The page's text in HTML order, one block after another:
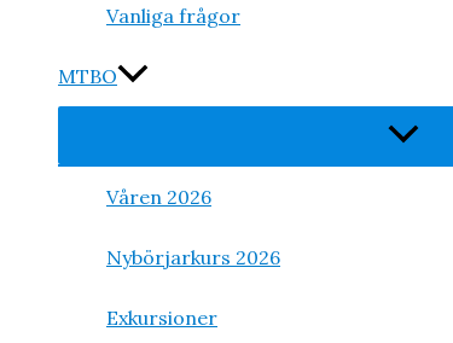
Vanliga frågor
MTBO
Slå
meny
Våren 2026
Nybörjarkurs 2026
Exkursioner